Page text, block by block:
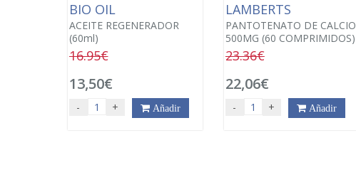
BIO OIL
ACEITE REGENERADOR
(60ml)
16.95€
13,50€
- + Añadir
LAMBERTS
PANTOTENATO DE CALCIO
500MG (60 COMPRIMIDOS)
23.36€
22,06€
- + Añadir